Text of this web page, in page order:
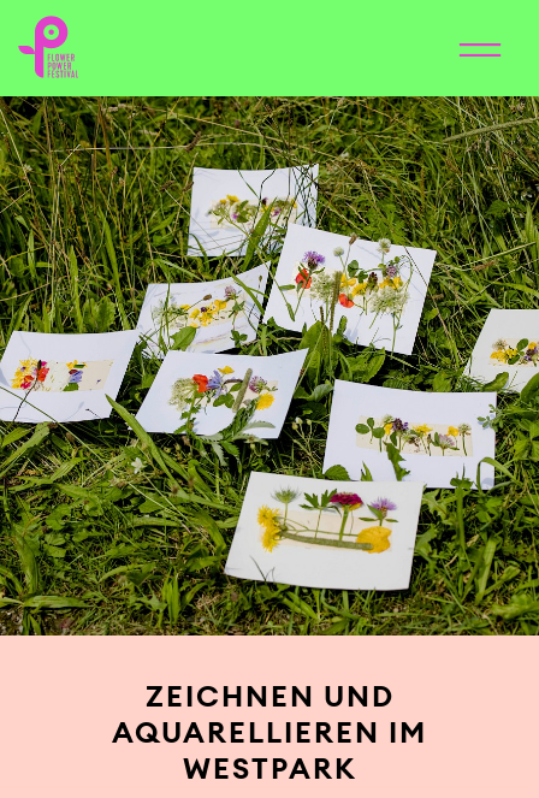
ZEICHNEN UND
AQUARELLIEREN IM
WESTPARK